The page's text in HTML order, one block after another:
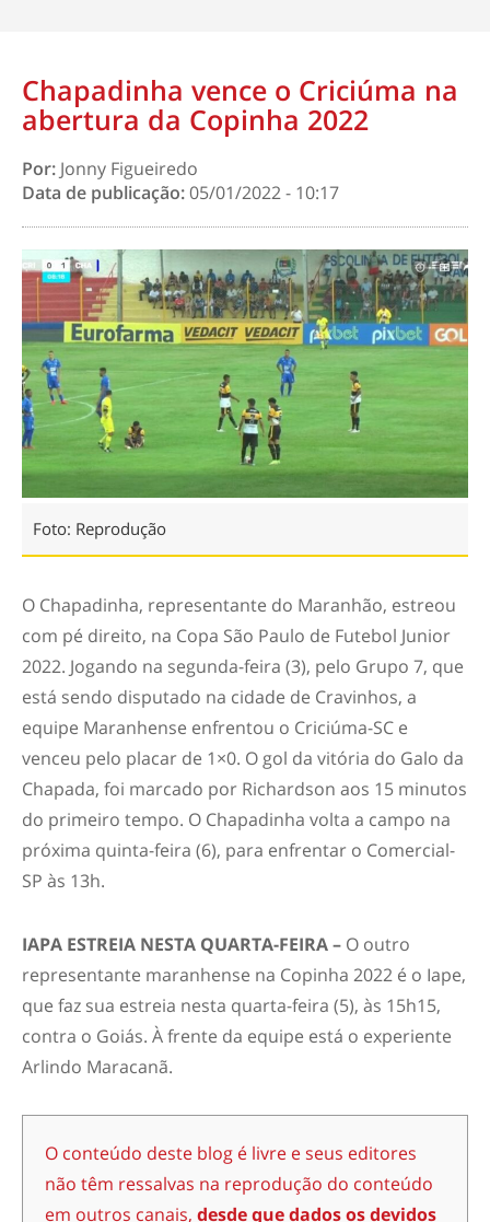
Chapadinha vence o Criciúma na
abertura da Copinha 2022
Por: Jonny Figueiredo
Data de publicação:05/01/2022 - 10:17
Foto: Reprodução
O Chapadinha, representante do Maranhão, estreou
com pé direito, na Copa São Paulo de Futebol Junior
2022. Jogando na segunda-feira (3), pelo Grupo 7, que
está sendo disputado na cidade de Cravinhos, a
equipe Maranhense enfrentou o Criciúma-SC e
venceu pelo placar de 1×0. O gol da vitória do Galo da
Chapada, foi marcado por Richardson aos 15 minutos
do primeiro tempo. O Chapadinha volta a campo na
próxima quinta-feira (6), para enfrentar o Comercial-
SP às 13h.
IAPA ESTREIA NESTA QUARTA-FEIRA – O outro
representante maranhense na Copinha 2022 é o Iape,
que faz sua estreia nesta quarta-feira (5), às 15h15,
contra o Goiás. À frente da equipe está o experiente
Arlindo Maracanã.
O conteúdo deste blog é livre e seus editores
não têm ressalvas na reprodução do conteúdo
em outros canais, desde que dados os devidos